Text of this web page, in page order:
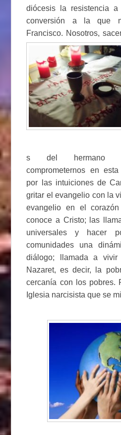
diócesis la resistencia
conversión a la que
Francisco. Nosotros,
s del hermano
comprometernos en
por las intuiciones de
gritar el evangelio con la
evangelio en el
conoce a Cristo; las
universales y hacer
comunidades una
diálogo; llamada a
Nazaret, es decir, la
cercanía con los pobres.
Iglesia narcisista que se